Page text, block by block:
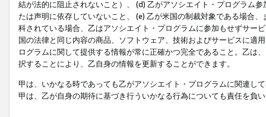
結が法的に阻止されないこと）、 (d) 乙がアソシエイト・プログラム
たは声明に依存していないこと、 (e) 乙が米国の制裁対象である場合
科されている場合、乙はアソシエイト・プログラムに参加もせずサー
国の法律と同じ内容の商品、ソフトウェア、技術およびサービスに適
ログラムに関して提供する情報が常に正確かつ完全であること。乙は
択することにより、乙自身の情報を更新することができます。
甲は、いかなる時であっても乙がアソシエイト・プログラムに関連し
甲は、乙が自身の期待に基づき行ういかなる行為についても責任を負